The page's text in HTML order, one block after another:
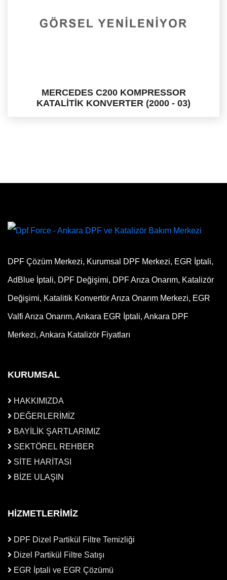
MERCEDES C200 KOMPRESSOR
KATALİTİK KONVERTER (2000 - 03)
DPF Çözüm Merkezi, Kurumsal DPF Merkezi, EGR İptali,
AdBlue İptali, DPF Değişimi, DPF Arıza Onarım, Katalizör
Değişimi, Katalitik Konvertör Arıza Onarım Merkezi, EGR
Valfi Arıza Onarım, Ankara EGR İptali, Ankara DPF
Merkezi, Ankara Katalizör Fiyatları
KURUMSAL
HAKKIMIZDA
DEĞERLERİMİZ
BAYİLİK ŞARTLARIMIZ
SEKTÖREL REHBER
SİTE HARİTASI
BİZE ULAŞIN
HİZMETLERİMİZ
DPF Dizel Partikül Filtre Temizliği
Dizel Partikül Filtre Satışı
EGR İptali ve EGR Çözümü